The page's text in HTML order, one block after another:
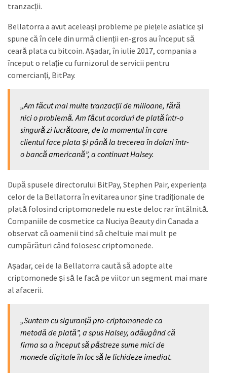
tranzacții.
Bellatorra a avut aceleași probleme pe piețele asiatice și
spune că în cele din urmă clienții en-gros au început să
ceară plata cu bitcoin. Așadar, în iulie 2017, compania a
început o relație cu furnizorul de servicii pentru
comercianți, BitPay.
„Am făcut mai multe tranzacții de milioane, fără
nici o problemă. Am făcut acorduri de plată într-o
singură zi lucrătoare, de la momentul în care
clientul face plata și până la trecerea în dolari într-
o bancă americană”, a continuat Halsey.
După spusele directorului BitPay, Stephen Pair, experiența
celor de la Bellatorra în evitarea unor șine tradiționale de
plată folosind criptomonedele nu este deloc rar întâlnită.
Companiile de cosmetice ca Nuciya Beauty din Canada a
observat că oamenii tind să cheltuie mai mult pe
cumpărături când folosesc criptomonede.
Așadar, cei de la Bellatorra caută să adopte alte
criptomonede și să le facă pe viitor un segment mai mare
al afacerii.
„Suntem cu siguranță pro-criptomonede ca
metodă de plată”, a spus Halsey, adăugând că
firma sa a început să păstreze sume mici de
monede digitale în loc să le lichideze imediat.